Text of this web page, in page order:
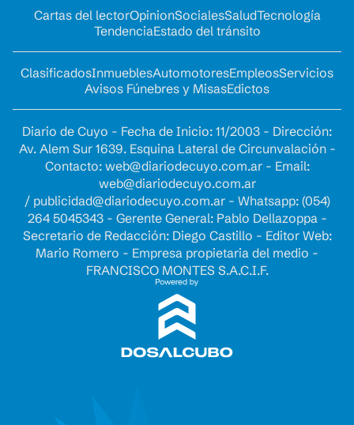
Cartas del lectorOpinionSocialesSaludTecnología
TendenciaEstado del tránsito
ClasificadosInmueblesAutomotoresEmpleosServicios
Avisos Fúnebres y MisasEdictos
Diario de Cuyo - Fecha de Inicio: 11/2003 - Dirección:
Av. Alem Sur 1639. Esquina Lateral de Circunvalación -
Contacto: web@diariodecuyo.com.ar- Email:
web@diariodecuyo.com.ar
/ publicidad@diariodecuyo.com.ar- Whatsapp: (054)
264 5045343 - Gerente General: Pablo Dellazoppa -
Secretario de Redacción: Diego Castillo - Editor Web:
Mario Romero - Empresa propietaria del medio -
FRANCISCO MONTES S.A.C.I.F.